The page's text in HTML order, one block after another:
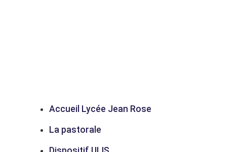
Accueil Lycée Jean Rose
La pastorale